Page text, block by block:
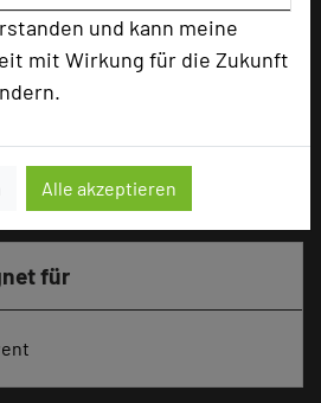
und kann meine
mit Wirkung für die Zukunft
Alle akzeptieren
30
4
69
für